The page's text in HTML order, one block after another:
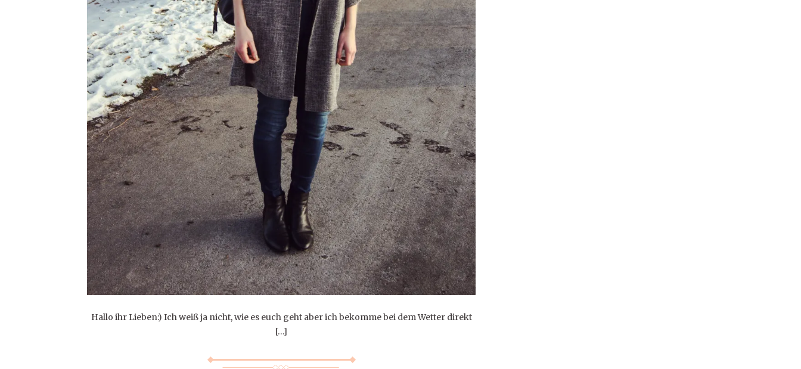
Hallo ihr Lieben:) Ich weiß ja nicht, wie es euch geht aber ich bekomme bei dem Wetter direkt
[…]